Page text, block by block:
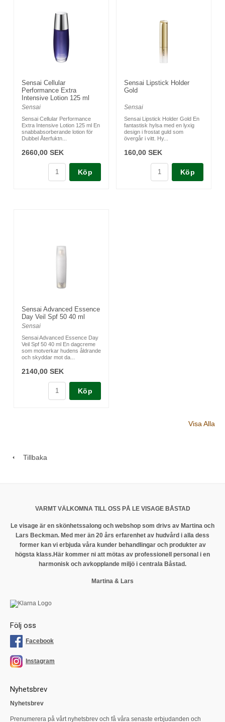
Sensai Cellular
Performance Extra
Intensive Lotion 125 ml
Sensai
Sensai Cellular Performance
Extra Intensive Lotion 125 ml En
snabbabsorberande lotion för
Dubbel Återfuktn...
2660,00 SEK
Köp
Sensai Lipstick Holder
Gold
Sensai
Sensai Lipstick Holder Gold En
fantastisk hylsa med en lyxig
design i frostat guld som
övergår i vitt. Hy...
160,00 SEK
Köp
Sensai Advanced Essence
Day Veil Spf 50 40 ml
Sensai
Sensai Advanced Essence Day
Veil Spf 50 40 ml En dagcreme
som motverkar hudens åldrande
och skyddar mot da...
2140,00 SEK
Köp
Visa Alla
Tillbaka
VARMT VÄLKOMNA TILL OSS PÅ LE VISAGE BÅSTAD
Le visage är en skönhetssalong och webshop som drivs av Martina och
Lars Beckman. Med mer än 20 års erfarenhet av hudvård i alla dess
former kan vi erbjuda våra kunder behandlingar och produkter av
högsta klass.Här kommer ni att mötas av professionell personal i en
harmonisk och avkopplande miljö i centrala Båstad.
Martina & Lars
Följ oss
Facebook
Instagram
Nyhetsbrev
Nyhetsbrev
Prenumerera på vårt nyhetsbrev och få våra senaste erbjudanden och